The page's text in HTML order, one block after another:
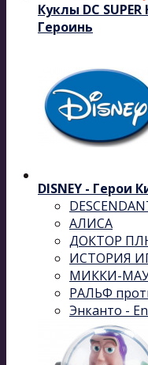
Куклы DC
Героинь
DISNEY - Герои
АЛИСА
ДОКТОР
ИСТОРИЯ
МИККИ-
РАЛЬФ
Энканто -